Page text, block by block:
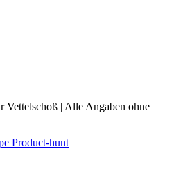
| Alle Angaben ohne
Product-hunt